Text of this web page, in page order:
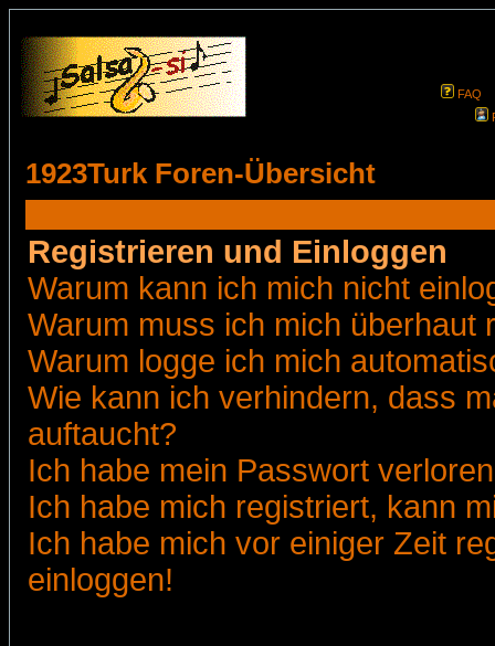
FAQ
1923Turk Foren-Übersicht
Registrieren und Einloggen
Warum kann ich mich nicht
Warum muss ich mich überhaut
Warum logge ich mich
Wie kann ich verhindern, dass
auftaucht?
Ich habe mein Passwort
Ich habe mich registriert, kann
Ich habe mich vor einiger Zeit
einloggen!